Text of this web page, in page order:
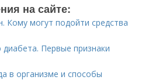
на сайте:
Кому могут подойти средства
диабета. Первые признаки
в организме и способы